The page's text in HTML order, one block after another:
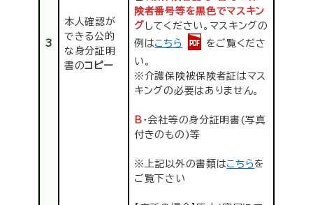
3
本人確認が
できる公的
な身分証明
書のコピー
険者番号等を黒色でマスキン
グ してください。マスキングの
例はこちら
をご覧くださ
い。
※介護保険被保険者証はマス
キングの必要はありません。
B ・会社等の身分証明書(写真
付きのもの)等
※上記以外の書類はこちらを
ご覧下さい